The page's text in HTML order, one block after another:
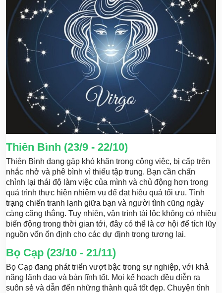
Thiên Bình (23/9 - 22/10)
Thiên Bình đang gặp khó khăn trong công việc, bị cấp trên
nhắc nhở và phê bình vì thiếu tập trung. Bạn cần chấn
chỉnh lại thái độ làm việc của mình và chủ động hơn trong
quá trình thực hiện nhiệm vụ để đạt hiệu quả tối ưu. Tình
trạng chiến tranh lạnh giữa bạn và người tình cũng ngày
càng căng thẳng. Tuy nhiên, vận trình tài lộc không có nhiều
biến động trong thời gian tới, đây có thể là cơ hội để tích lũy
nguồn vốn ổn định cho các dự định trong tương lai.
Bọ Cạp (23/10 - 21/11)
Bọ Cạp đang phát triển vượt bậc trong sự nghiệp, với khả
năng lãnh đạo và bản lĩnh tốt. Mọi kế hoạch đều diễn ra
suôn sẻ và dẫn đến những thành quả tốt đẹp. Chuyện tình